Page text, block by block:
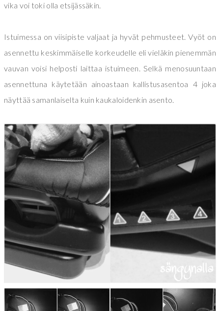
vika voi toki olla etsijässäkin.
Istuimessa on viisipiste valjaat ja hyvät pehmusteet. Vyöt on
asennettu keskimmäiselle korkeudelle eli vieläkin pienemmän
vauvan voisi helposti laittaa istuimeen. Selkä menosuuntaan
asennettuna käytetään ainoastaan kallistusasentoa 4 joka
näyttää samanlaiselta kuin kaukaloidenkin asento.